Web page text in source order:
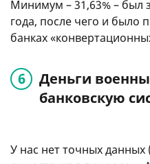
Минимум – 31,63% – был
года, после чего и было
банках
Деньги
банковскую
У нас нет точных данных